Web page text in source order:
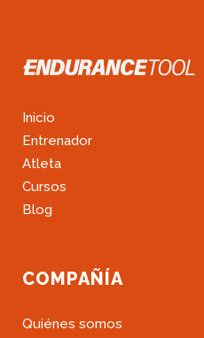
Inicio
Entrenador
Atleta
Cursos
Blog
COMPAÑÍA
Quiénes somos